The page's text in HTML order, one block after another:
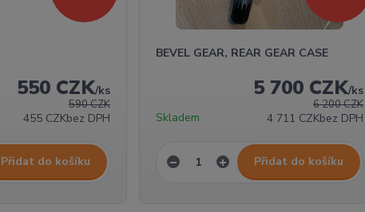
590 CZK
550 CZK/ks
455 CZKbez DPH
Přidat do košíku
BEVEL GEAR, REAR GEAR CASE
6 200 CZK
5 700 CZK/ks
4 711 CZKbez DPH
Skladem
Přidat do košíku